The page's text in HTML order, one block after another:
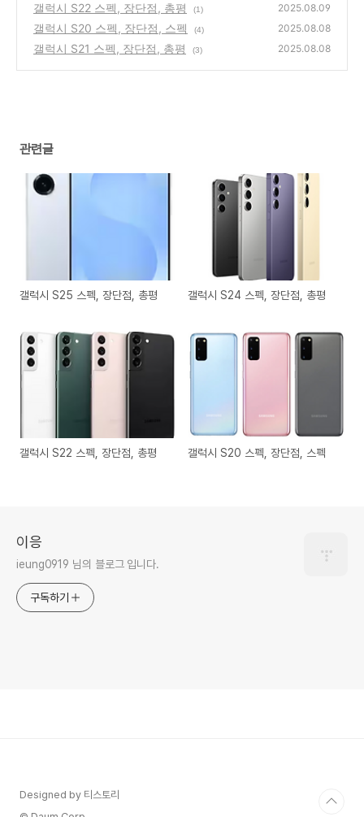
갤럭시 S22 스펙, 장단점, 총평 (1) 2025.08.09
갤럭시 S20 스펙, 장단점, 스펙 (4) 2025.08.08
갤럭시 S21 스펙, 장단점, 총평 (3) 2025.08.08
관련글
갤럭시 S25 스펙, 장단점, 총평 갤럭시 S24 스펙, 장단점, 총평
갤럭시 S22 스펙, 장단점, 총평 갤럭시 S20 스펙, 장단점, 스펙
이응
ieung0919 님의 블로그 입니다.
구독하기
Designed by 티스토리